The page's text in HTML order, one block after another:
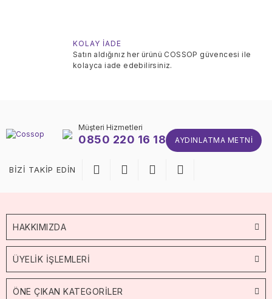
KOLAY İADE
Satın aldığınız her ürünü COSSOP güvencesi ile
kolayca iade edebilirsiniz.
Müşteri Hizmetleri
0850 220 16 18 AYDINLATMA METNI
BİZİ TAKİP EDİN
HAKKIMIZDA
ÜYELİK İŞLEMLERİ
ÖNE ÇIKAN KATEGORİLER